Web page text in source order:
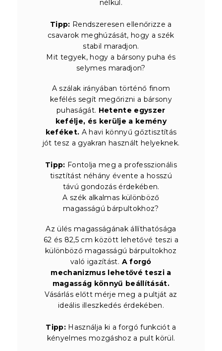
nélkül.
Tipp: Rendszeresen ellenőrizze a
csavarok meghúzását, hogy a szék
stabil maradjon.
Mit tegyek, hogy a bársony puha és
selymes maradjon?
A szálak irányában történő finom
kefélés segít megőrizni a bársony
puhaságát. Hetente egyszer
kefélje, és kerülje a kemény
keféket. A havi könnyű gőztisztítás
jót tesz a gyakran használt helyeknek.
Tipp: Fontolja meg a professzionális
tisztítást néhány évente a hosszú
távú gondozás érdekében.
A szék alkalmas különböző
magasságú bárpultokhoz?
Az ülés magasságának állíthatósága
62 és 82,5 cm között lehetővé teszi a
különböző magasságú bárpultokhoz
való igazítást. A forgó
mechanizmus lehetővé teszi a
magasság könnyű beállítását.
Vásárlás előtt mérje meg a pultját az
ideális illeszkedés érdekében.
Tipp: Használja ki a forgó funkciót a
kényelmes mozgáshoz a pult körül.